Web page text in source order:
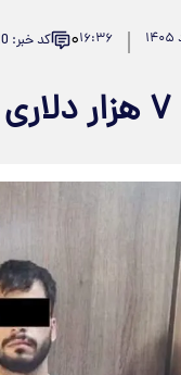
۱۶:۳۶۰ کد خبر: 983320